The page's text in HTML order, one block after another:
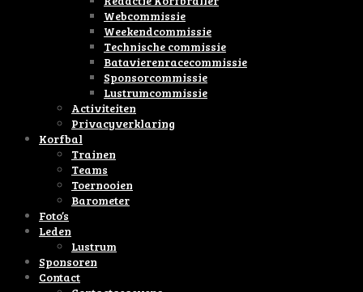
Webcommissie
Weekendcommissie
Technische commissie
Batavierenracecommissie
Sponsorcommissie
Lustrumcommissie
Activiteiten
Privacyverklaring
Korfbal
Trainen
Teams
Toernooien
Barometer
Foto’s
Leden
Lustrum
Sponsoren
Contact